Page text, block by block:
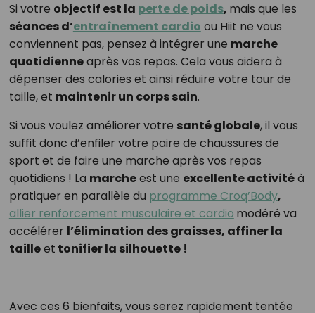
Si votre objectif est la perte de poids, mais que les
séances d’entraînement cardio ou Hiit ne vous
conviennent pas, pensez à intégrer une marche
quotidienneaprès vos repas. Cela vous aidera à
dépenser des calories et ainsi réduire votre tour de
taille, et maintenir un corps sain.
Si vous voulez améliorer votre santé globale, il vous
suffit donc d’enfiler votre paire de chaussures de
sport et de faire une marche après vos repas
quotidiens ! La marcheest une excellente activitéà
pratiquer en parallèle du programme Croq’Body,
allier renforcement musculaire et cardio modéré va
accélérer l’élimination des graisses, affiner la
tailleet tonifier la silhouette !
Avec ces 6 bienfaits, vous serez rapidement tentée